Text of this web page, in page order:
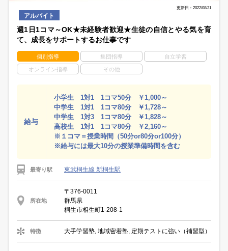
更新日：2022/08/31
アルバイト
週1日1コマ～OK★未経験者歓迎★生徒の自信とやる気を育
て、成長をサポートするお仕事です
個別指導 集団指導 自立学習
オンライン指導 その他
給与
小学生 1対1 1コマ50分 ￥1,000～
中学生 1対1 1コマ80分 ￥1,728～
中学生 1対3 1コマ80分 ￥1,828～
高校生 1対1 1コマ80分 ￥2,160～
※１コマ＝授業時間（50分or80分or100分）
※給与には最大10分の授業準備時間を含む
最寄り駅 東武桐生線 新桐生駅
所在地
〒376-0011
群馬県
桐生市相生町1-208-1
特徴 大手学習塾, 地域密着塾, 定期テストに強い（補習型）